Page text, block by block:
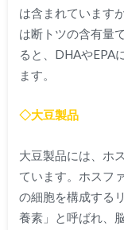
は含まれています
は断トツの含有量
ると、DHAやEPA
ます。
◇大豆製品
大豆製品には、ホ
ています。ホスフ
の細胞を構成する
養素」と呼ばれ、